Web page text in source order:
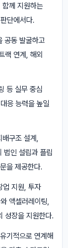
께 지원하는
단에서다.
공동 발굴하고
랙 연계, 해외
등 실무 중심
응 능력을 높일
구조 설계,
법인 설립과 플립
을 제공한다.
업 지원, 투자
액셀러레이팅,
성장을 지원한다.
기적으로 연계해